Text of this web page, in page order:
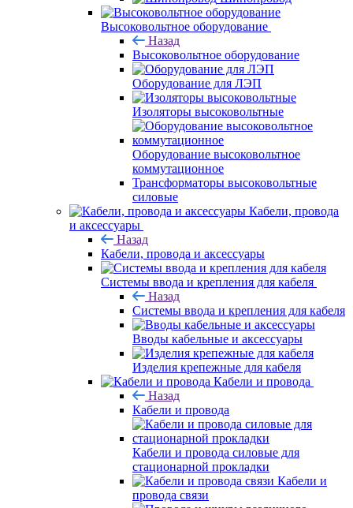
Высоковольтное оборудование
Назад
Высоковольтное оборудование
Оборудование для ЛЭП
Изоляторы высоковольтные
Оборудование высоковольтное
коммутационное
Трансформаторы высоковольтные
силовые
Кабели, провода
и аксессуары
Назад
Кабели, провода и аксессуары
Системы ввода и крепления для кабеля
Назад
Системы ввода и крепления для кабеля
Вводы кабельные и аксессуары
Изделия крепежные для кабеля
Кабели и провода
Назад
Кабели и провода
Кабели и провода силовые для
стационарной прокладки
Кабели и
провода связи